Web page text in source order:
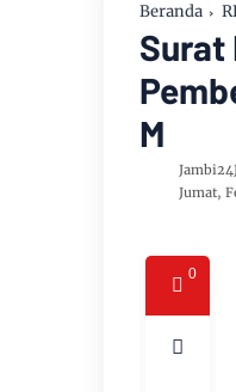
Beranda
Surat
M
Jumat,
0